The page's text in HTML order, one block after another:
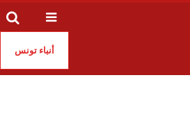
أنباء تونس